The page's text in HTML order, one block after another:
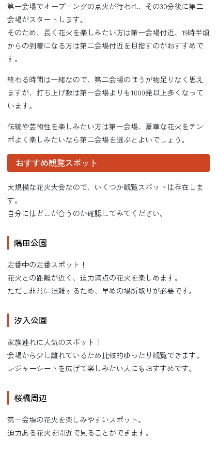
第一会場でオープニングの点火が行われ、その30分後に第二
会場がスタートします。
そのため、長く花火を楽しみたい方は第一会場付近、19時半頃
からの到着になる方は第二会場付近を目指すのがおすすめで
す。
終わる時間は一緒なので、第二会場のほうが物足りなく思え
ますが、打ち上げ数は第一会場よりも1000発以上多くなって
います。
伝統や芸術性を楽しみたい方は第一会場、豪華な花火をテン
ポよく楽しみたいなら第二会場を選ぶとよいでしょう。
おすすめ観覧スポット
大規模な花火大会なので、いくつか観覧スポットは存在しま
す。
自分にはどこが合うのか確認してみてください。
隅田公園
定番中の定番スポット！
花火との距離が近く、迫力満点の花火を楽しめます。
ただし非常に混雑するため、早めの場所取りが必要です。
汐入公園
家族連れに人気のスポット！
会場から少し離れているため比較的ゆったり観覧できます。
レジャーシートを広げて楽しみたい人にもおすすめです。
桜橋周辺
第一会場の花火を楽しみやすいスポット。
迫力ある花火を間近で見ることができます。